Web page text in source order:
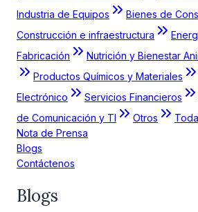
Industria de Equipos
Bienes de
Construcción e infraestructura
Fabricación
Nutrición y Bienestar
Productos Químicos y Materiales
Electrónico
Servicios Financieros
de Comunicación y TI
Otros
Nota de Prensa
Blogs
Contáctenos
Blogs